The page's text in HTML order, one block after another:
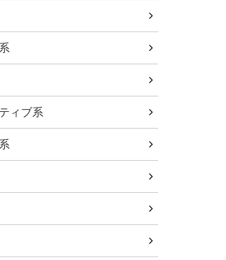
ィブ系